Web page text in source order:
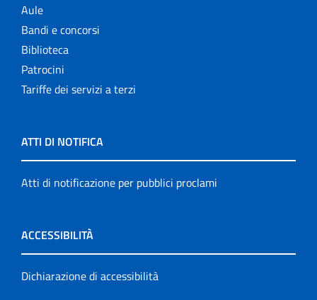
Aule
Bandi e concorsi
Biblioteca
Patrocini
Tariffe dei servizi a terzi
ATTI DI NOTIFICA
Atti di notificazione per pubblici proclami
ACCESSIBILITÀ
Dichiarazione di accessibilità